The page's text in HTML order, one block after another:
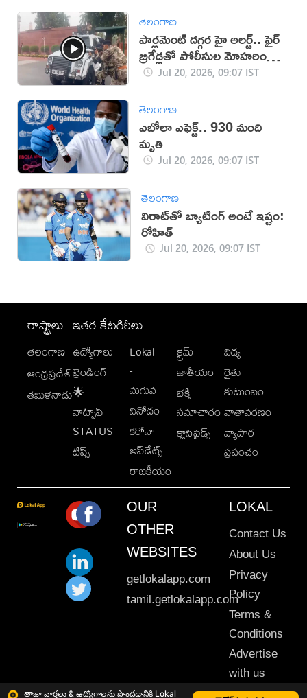
తాజా వార్తలు & ఉద్యోగాలను పొందడానికి Lokal
తెలంగాణ
పార్లమెంట్‌ దగ్గర హై అలర్ట్.. ఫైర్‌
బ్రిగేడ్లతో పోలీసుల మోహరింపు
(VIDEO)
Jul 20, 2026, 09:07 IST
తెలంగాణ
ఎబోలా ఎఫెక్ట్‌.. 930 మంది
మృతి
Jul 20, 2026, 09:07 IST
తెలంగాణ
విరాట్‌తో బ్యాటింగ్ అంటే ఇష్టం:
రోహిత్
Jul 20, 2026, 09:07 IST
రాష్ట్రాలు
తెలంగాణ
ఆంధ్రప్రదేశ్
తమిళనాడు
ఇతర కేటగిరీలు
ఉద్యోగాలు
ట్రెండింగ్
🌟
వాట్సాప్
STATUS
టిప్స్
Lokal
-
మగువ
వినోదం
కరోనా
అప్‌డేట్స్
రాజకీయం
క్రైమ్
జాతీయం
భక్తి
సమాచారం
క్లాసిఫైడ్స్
విద్య
రైతు
కుటుంబం
వాతావరణం
వ్యాపార
ప్రపంచం
OUR
OTHER
WEBSITES
getlokalapp.com
tamil.getlokalapp.com
LOKAL
Contact Us
About Us
Privacy
Policy
Terms &
Conditions
Advertise
with us
Sitemap